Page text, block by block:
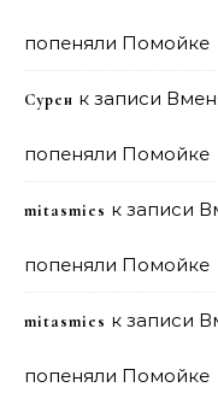
попеняли Помойке
Сурен к записи
попеняли Помойке
mitasmies к записи
попеняли Помойке
mitasmies к записи
попеняли Помойке